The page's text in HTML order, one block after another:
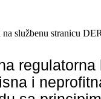
službenu stranicu
i